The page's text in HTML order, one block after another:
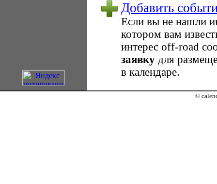
Добавить
Если вы не нашли
котором вам
интерес оff-road
заявку для
в календаре.
©